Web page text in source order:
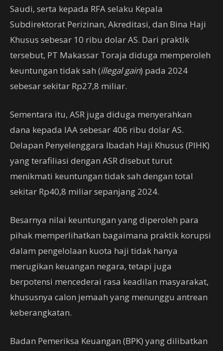
Saudi, serta kepada RFA selaku Kepala
Subdirektorat Perizinan, Akreditasi, dan Bina Haji
Khusus sebesar 10 ribu dolar AS. Dari praktik
tersebut, PT Makassar Toraja diduga memperoleh
keuntungan tidak sah (illegal gain) pada 2024
sebesar sekitar Rp27,8 miliar.
Sementara itu, ASR juga diduga menyerahkan
dana kepada IAA sebesar 406 ribu dolar AS.
Delapan Penyelenggara Ibadah Haji Khusus (PIHK)
yang terafiliasi dengan ASR disebut turut
menikmati keuntungan tidak sah dengan total
sekitar Rp40,8 miliar sepanjang 2024.
Besarnya nilai keuntungan yang diperoleh para
pihak memperlihatkan bagaimana praktik korupsi
dalam pengelolaan kuota haji tidak hanya
merugikan keuangan negara, tetapi juga
berpotensi mencederai rasa keadilan masyarakat,
khususnya calon jemaah yang menunggu antrean
keberangkatan.
Badan Pemeriksa Keuangan (BPK) yang dilibatkan